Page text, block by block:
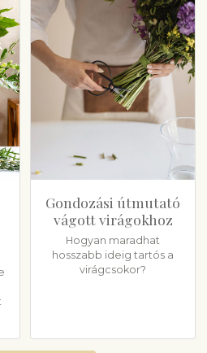
Gondozási útmutató
vágott virágokhoz
Hogyan maradhat
hosszabb ideig tartós a
virágcsokor?